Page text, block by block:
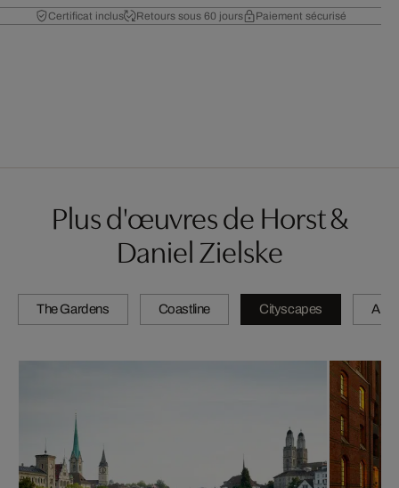
Certificat inclus Retours sous 60 jours Paiement sécurisé
Plus d'œuvres de Horst &
Daniel Zielske
The Gardens Coastline Cityscapes